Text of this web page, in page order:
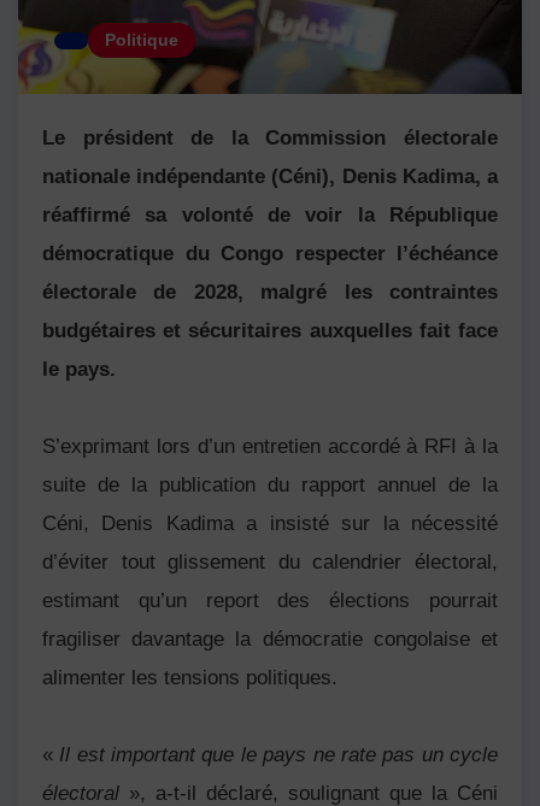
Politique
Le président de la Commission électorale
nationale indépendante (Céni), Denis Kadima, a
réaffirmé sa volonté de voir la République
démocratique du Congo respecter l’échéance
électorale de 2028, malgré les contraintes
budgétaires et sécuritaires auxquelles fait face
le pays.
S’exprimant lors d’un entretien accordé à RFI à la
suite de la publication du rapport annuel de la
Céni, Denis Kadima a insisté sur la nécessité
d’éviter tout glissement du calendrier électoral,
estimant qu’un report des élections pourrait
fragiliser davantage la démocratie congolaise et
alimenter les tensions politiques.
« Il est important que le pays ne rate pas un cycle
électoral », a-t-il déclaré, soulignant que la Céni